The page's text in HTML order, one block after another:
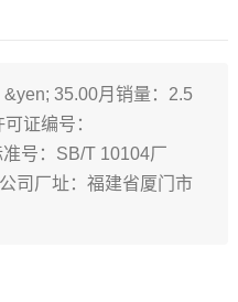
35.00月销量：2.5
证编号：
号：SB/T 10104厂
司厂址：福建省厦门市